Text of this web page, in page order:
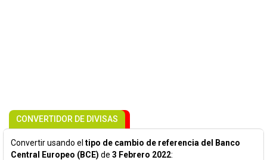
CONVERTIDOR DE DIVISAS
Convertir usando el tipo de cambio de referencia del Banco
Central Europeo (BCE) de 3 Febrero 2022: